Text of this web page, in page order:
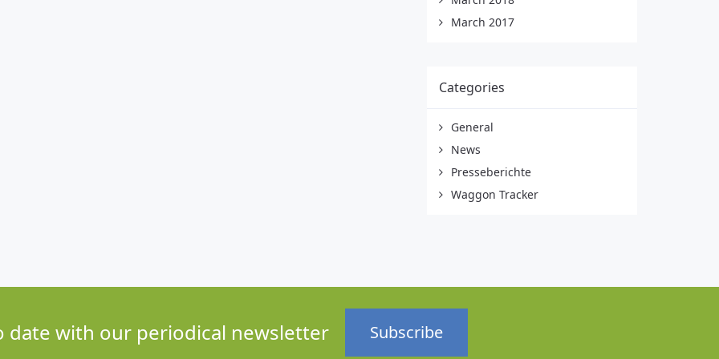
March 2017
Categories
General
News
Presseberichte
Waggon Tracker
date with our periodical newsletter Subscribe